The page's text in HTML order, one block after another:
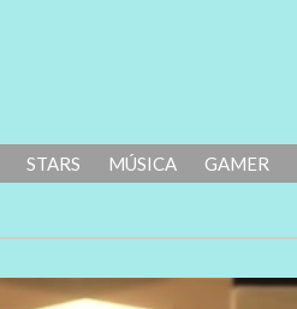
STARS MÚSICA GAMER